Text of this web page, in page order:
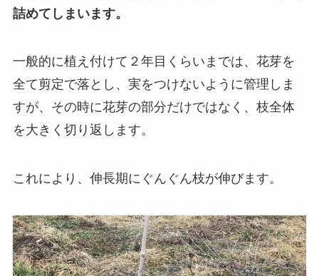
詰めてしまいます。
一般的に植え付けて２年目くらいまでは、花芽を
全て剪定で落とし、実をつけないように管理しま
すが、その時に花芽の部分だけではなく、枝全体
を大きく切り返します。
これにより、伸長期にぐんぐん枝が伸びます。